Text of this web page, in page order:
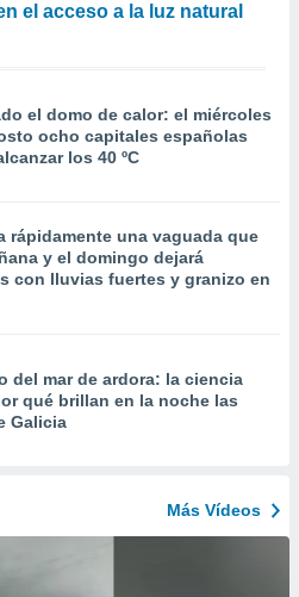
el acceso a la luz natural
el domo de calor: el miércoles
ocho capitales españolas
los 40 ºC
rápidamente una vaguada que
y el domingo dejará
con lluvias fuertes y granizo en
del mar de ardora: la ciencia
qué brillan en la noche las
Galicia
Más Vídeos